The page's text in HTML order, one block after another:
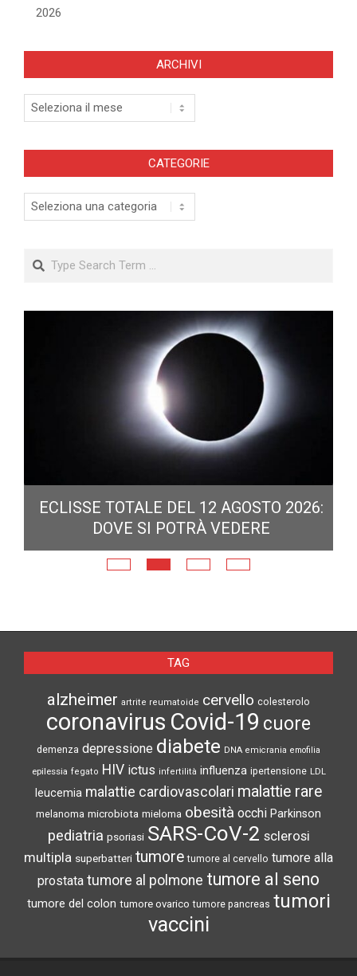
2026
ARCHIVI
Archivi
CATEGORIE
Categorie
Search
ECLISSE TOTALE DEL 12 AGOSTO 2026:
DOVE SI POTRÀ VEDERE
TAG
alzheimer artrite reumatoide cervello colesterolo
coronavirus Covid-19 cuore
demenza depressione diabete DNA emicrania emofilia
epilessia fegato HIV ictus infertilità influenza ipertensione LDL
leucemia malattie cardiovascolari malattie rare
melanoma microbiota mieloma obesità occhi Parkinson
pediatria psoriasi SARS-CoV-2 sclerosi
multipla superbatteri tumore tumore al cervello tumore alla
prostata tumore al polmone tumore al seno
tumore del colon tumore ovarico tumore pancreas tumori
vaccini